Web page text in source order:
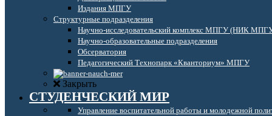
Издания МПГУ
Структурные подразделения
Научно-исследовательский комплекс МПГУ (НИК
Научно-образовательные подразделения
Обсерватория
Педагогический Технопарк «Кванториум» МПГУ
Закрыть
СТУДЕНЧЕСКИЙ МИР
Управление воспитательной работы и молодежной